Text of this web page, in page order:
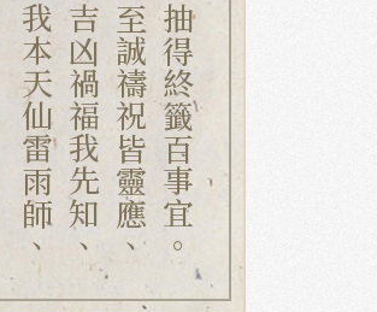
我本天仙雷雨師、吉凶禍福我先知、至誠禱祝皆靈應、抽得終籤百事宜。